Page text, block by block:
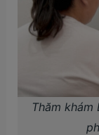
Thăm